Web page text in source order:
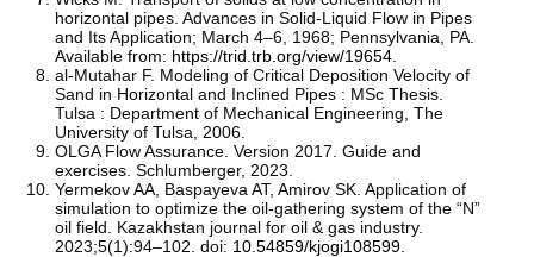
horizontal pipes. Advances in Solid-Liquid Flow in Pipes
and Its Application; March 4–6, 1968; Pennsylvania, PA.
Available from: https://trid.trb.org/view/19654
al-Mutahar F. Modeling of Critical Deposition Velocity of
Sand in Horizontal and Inclined Pipes : MSc Thesis.
Tulsa : Department of Mechanical Engineering, The
University of Tulsa, 2006.
OLGA Flow Assurance. Version 2017. Guide and
exercises. Schlumberger, 2023.
Yermekov AA, Baspayeva AT, Amirov SK. Application of
simulation to optimize the oil-gathering system of the “N”
oil field. Kazakhstan journal for oil & gas industry.
2023;5(1):94–102. doi: 10.54859/kjogi108599